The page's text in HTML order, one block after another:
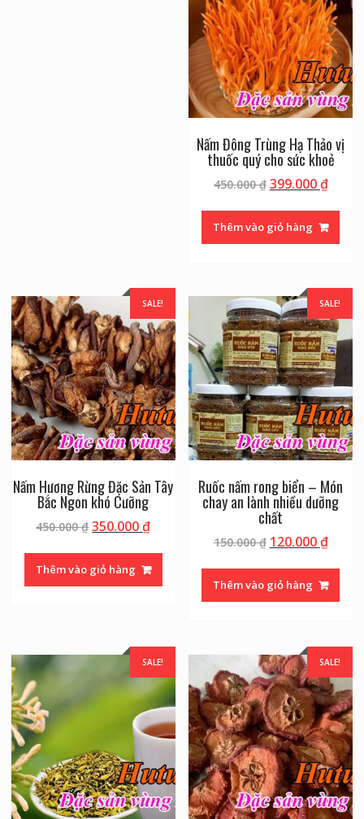
Nấm Đông Trùng Hạ Thảo vị
thuốc quý cho sức khoẻ
450.000₫ 399.000₫
Thêm vào giỏ hàng
SALE!
Nấm Hương Rừng Đặc Sản Tây
Bắc Ngon khó Cưỡng
450.000₫ 350.000₫
Thêm vào giỏ hàng
SALE!
Ruốc nấm rong biển – Món
chay an lành nhiều dưỡng
chất
150.000₫ 120.000₫
Thêm vào giỏ hàng
SALE! SALE!